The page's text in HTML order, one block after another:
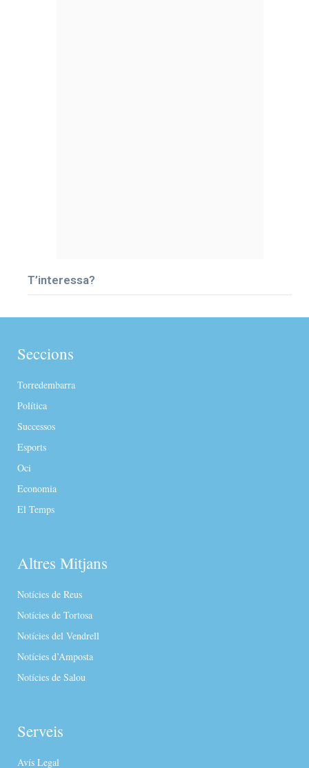
T’interessa?
Seccions
Torredembarra
Política
Successos
Esports
Oci
Economia
El Temps
Altres Mitjans
Notícies de Reus
Notícies de Tortosa
Notícies del Vendrell
Notícies d’Amposta
Notícies de Salou
Serveis
Avís Legal